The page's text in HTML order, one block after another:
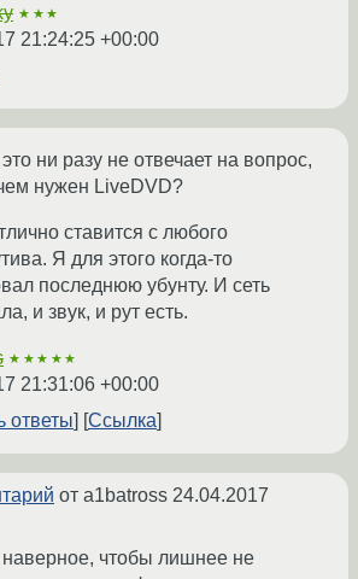
★★★
21:24:25 +00:00
ни разу не отвечает на вопрос,
нужен LiveDVD?
ставится с любого
Я для этого когда-то
последнюю убунту. И сеть
и звук, и рут есть.
★★★★★
21:31:06 +00:00
ответы
Ссылка
от a1batross 24.04.2017
наверное, чтобы лишнее не